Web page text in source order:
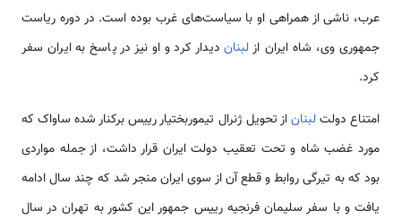
عرب، ناشی از همراهی او با سیاست‌های غرب بوده‌ است. در دوره ریاست
جمهوری وی، شاه ایران ازلبناندیدار کرد و او نیز در پاسخ به ایران سفر
کرد.
امتناع دولتلبناناز تحویل ژنرال تیموربختیار رییس برکنار شده ساواک که
مورد غضب شاه و تحت تعقیب دولت ایران قرار داشت، از جمله مواردی
بود که به تیرگی روابط و قطع آن از سوی ایران منجر شد که چند سال ادامه
یافت و با سفر سلیمان فرنجیه رییس جمهور این کشور به تهران در سال